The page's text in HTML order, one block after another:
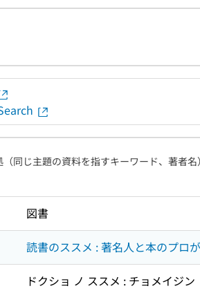
同じ主題の資料を指すキーワード、著者名
図書
読書のススメ : 著名人と本のプロ
ドクショ ノ ススメ : チョメイジ